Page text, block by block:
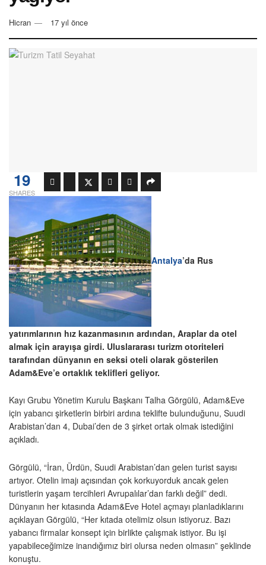
Hicran 17 yıl önce
19
SHARES
Antalya’da Rus
yatırımlarının hız kazanmasının ardından, Araplar da otel
almak için arayışa girdi. Uluslararası turizm otoriteleri
tarafından dünyanın en seksi oteli olarak gösterilen
Adam&Eve’e ortaklık teklifleri geliyor.
Kayı Grubu Yönetim Kurulu Başkanı Talha Görgülü, Adam&Eve
için yabancı şirketlerin birbiri ardına teklifte bulunduğunu, Suudi
Arabistan’dan 4, Dubai’den de 3 şirket ortak olmak istediğini
açıkladı.
Görgülü, “İran, Ürdün, Suudi Arabistan’dan gelen turist sayısı
artıyor. Otelin imajı açısından çok korkuyorduk ancak gelen
turistlerin yaşam tercihleri Avrupalılar’dan farklı değil” dedi.
Dünyanın her kıtasında Adam&Eve Hotel açmayı planladıklarını
açıklayan Görgülü, “Her kıtada otelimiz olsun istiyoruz. Bazı
yabancı firmalar konsept için birlikte çalışmak istiyor. Bu işi
yapabileceğimize inandığımız biri olursa neden olmasın” şeklinde
konuştu.